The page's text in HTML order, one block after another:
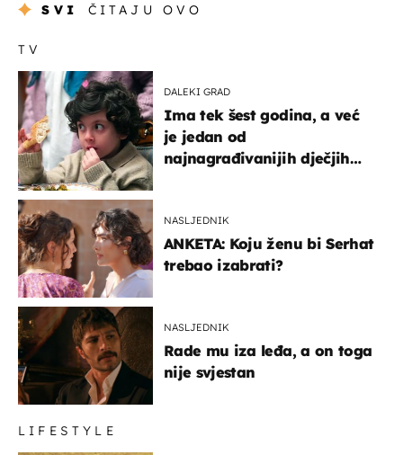
SVI ČITAJU OVO
TV
DALEKI GRAD
Ima tek šest godina, a već
je jedan od
najnagrađivanijih dječjih
NASLJEDNIK
ANKETA: Koju ženu bi Serhat
trebao izabrati?
NASLJEDNIK
Rade mu iza leđa, a on toga
nije svjestan
LIFESTYLE